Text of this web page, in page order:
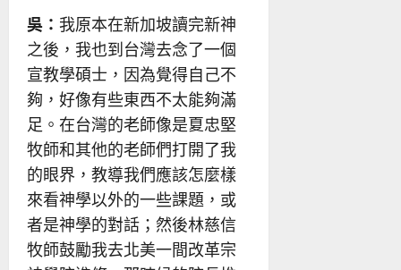
吳： 我原本在新加坡讀完新神
之後，我也到台灣去念了一個
宣教學碩士，因為覺得自己不
夠，好像有些東西不太能夠滿
足。在台灣的老師像是夏忠堅
牧師和其他的老師們打開了我
的眼界，教導我們應該怎麼樣
來看神學以外的一些課題，或
者是神學的對話；然後林慈信
牧師鼓勵我去北美一間改革宗